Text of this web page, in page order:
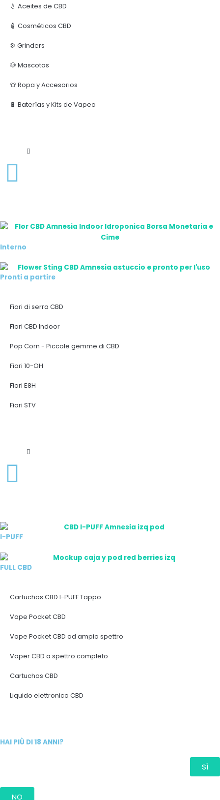
💧 Aceites de CBD
🧴 Cosméticos CBD
⚙️ Grinders
🐶 Mascotas
👕 Ropa y Accesorios
🔋 Baterías y Kits de Vapeo
Interno
Pronti a partire
Fiori di serra CBD
Fiori CBD Indoor
Pop Corn - Piccole gemme di CBD
Fiori 10-OH
Fiori E8H
Fiori STV
I-PUFF
FULL CBD
Cartuchos CBD I-PUFF Tappo
Vape Pocket CBD
Vape Pocket CBD ad ampio spettro
Vaper CBD a spettro completo
Cartuchos CBD
Liquido elettronico CBD
HAI PIÙ DI 18 ANNI?
SÌ
NO